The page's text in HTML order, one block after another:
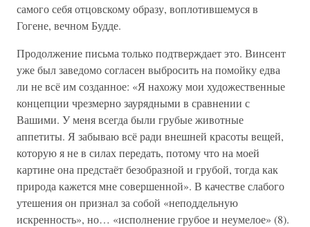
самого себя отцовскому образу, воплотившемуся в
Гогене, вечном Будде.
Продолжение письма только подтверждает это. Винсент
уже был заведомо согласен выбросить на помойку едва
ли не всё им созданное: «Я нахожу мои художественные
концепции чрезмерно заурядными в сравнении с
Вашими. У меня всегда были грубые животные
аппетиты. Я забываю всё ради внешней красоты вещей,
которую я не в силах передать, потому что на моей
картине она предстаёт безобразной и грубой, тогда как
природа кажется мне совершенной». В качестве слабого
утешения он признал за собой «неподдельную
искренность», но… «исполнение грубое и неумелое» (8).